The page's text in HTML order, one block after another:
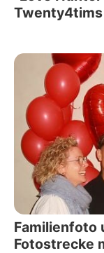
Familienfoto
Fotostrecke